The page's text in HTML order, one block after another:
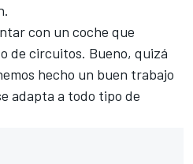
con un coche que
de circuitos. Bueno, quizá
hecho un buen trabajo
adapta a todo tipo de